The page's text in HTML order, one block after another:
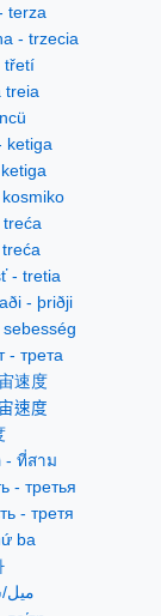
terza
- trzecia
třetí
treia
ketiga
- tretia
- þriðji
- трета
速度
速度
- ที่สาม
- третья
- третя
ba
ميل/